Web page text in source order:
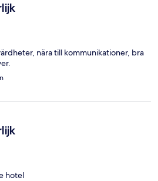
nära till kommunikationer, bra
hotel